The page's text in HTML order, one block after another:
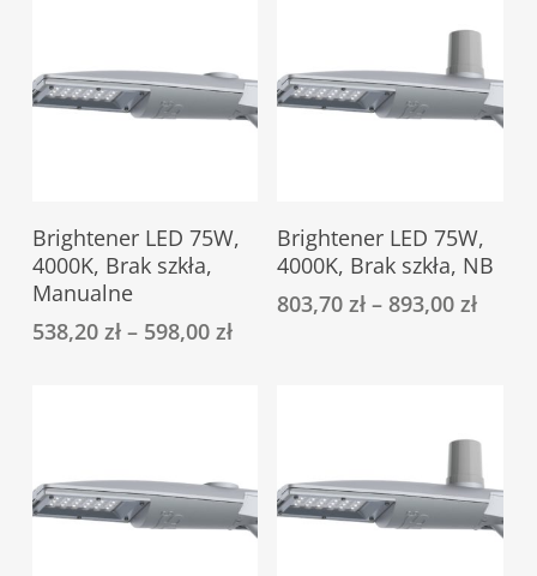
stronie
produktu
stronie
produktu
Select Options
produkt
ma
wariantów.
stronie
produktu
Brightener LED 75W,
4000K, Brak szkła,
Manualne
538,20 zł– 598,00 zł
Select Options
produkt
ma
wiele
stronie
produktu
Brightener LED 75W,
4000K, Brak szkła, NB
803,70zł –893,00zł